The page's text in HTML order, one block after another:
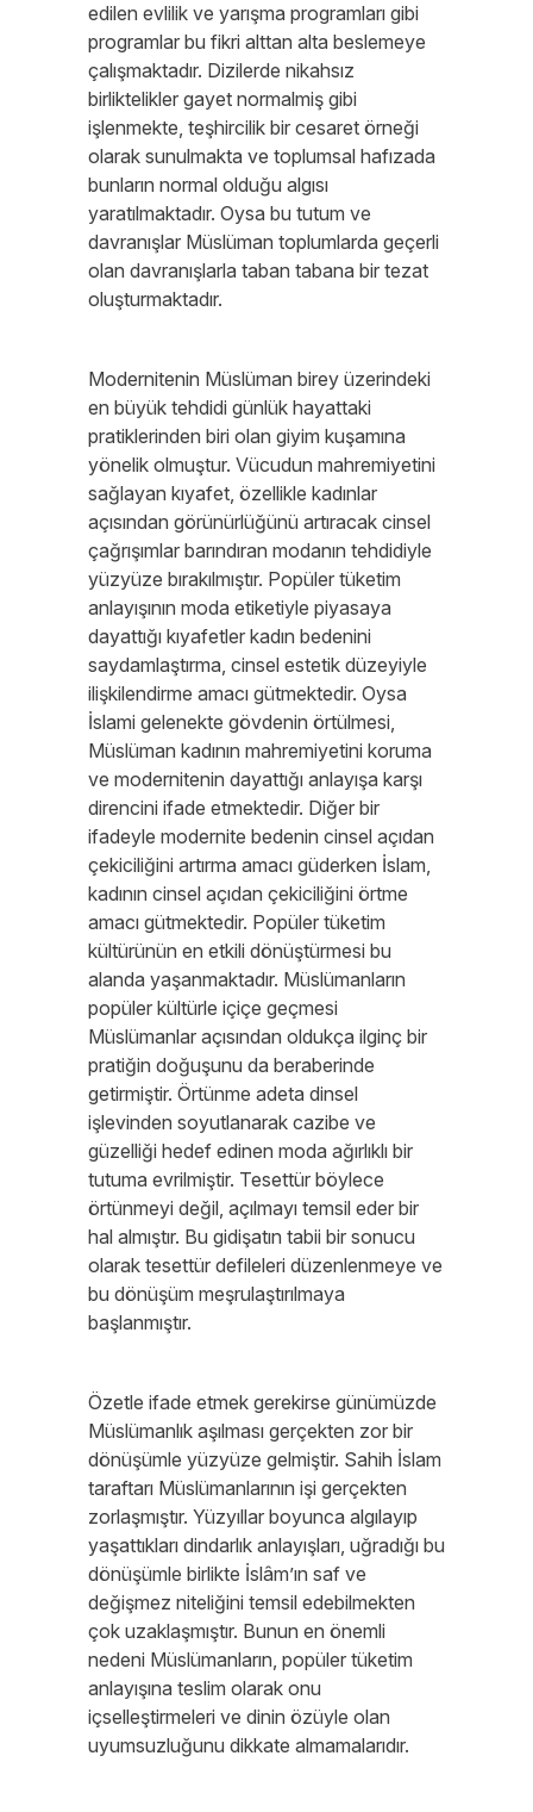
edilen evlilik ve yarışma programları gibi
programlar bu fikri alttan alta beslemeye
çalışmaktadır. Dizilerde nikahsız
birliktelikler gayet normalmiş gibi
işlenmekte, teşhircilik bir cesaret örneği
olarak sunulmakta ve toplumsal hafızada
bunların normal olduğu algısı
yaratılmaktadır. Oysa bu tutum ve
davranışlar Müslüman toplumlarda geçerli
olan davranışlarla taban tabana bir tezat
oluşturmaktadır.
Modernitenin Müslüman birey üzerindeki
en büyük tehdidi günlük hayattaki
pratiklerinden biri olan giyim kuşamına
yönelik olmuştur. Vücudun mahremiyetini
sağlayan kıyafet, özellikle kadınlar
açısından görünürlüğünü artıracak cinsel
çağrışımlar barındıran modanın tehdidiyle
yüzyüze bırakılmıştır. Popüler tüketim
anlayışının moda etiketiyle piyasaya
dayattığı kıyafetler kadın bedenini
saydamlaştırma, cinsel estetik düzeyiyle
ilişkilendirme amacı gütmektedir. Oysa
İslami gelenekte gövdenin örtülmesi,
Müslüman kadının mahremiyetini koruma
ve modernitenin dayattığı anlayışa karşı
direncini ifade etmektedir. Diğer bir
ifadeyle modernite bedenin cinsel açıdan
çekiciliğini artırma amacı güderken İslam,
kadının cinsel açıdan çekiciliğini örtme
amacı gütmektedir. Popüler tüketim
kültürünün en etkili dönüştürmesi bu
alanda yaşanmaktadır. Müslümanların
popüler kültürle içiçe geçmesi
Müslümanlar açısından oldukça ilginç bir
pratiğin doğuşunu da beraberinde
getirmiştir. Örtünme adeta dinsel
işlevinden soyutlanarak cazibe ve
güzelliği hedef edinen moda ağırlıklı bir
tutuma evrilmiştir. Tesettür böylece
örtünmeyi değil, açılmayı temsil eder bir
hal almıştır. Bu gidişatın tabii bir sonucu
olarak tesettür defileleri düzenlenmeye ve
bu dönüşüm meşrulaştırılmaya
başlanmıştır.
Özetle ifade etmek gerekirse günümüzde
Müslümanlık aşılması gerçekten zor bir
dönüşümle yüzyüze gelmiştir. Sahih İslam
taraftarı Müslümanlarının işi gerçekten
zorlaşmıştır. Yüzyıllar boyunca algılayıp
yaşattıkları dindarlık anlayışları, uğradığı bu
dönüşümle birlikte İslâm’ın saf ve
değişmez niteliğini temsil edebilmekten
çok uzaklaşmıştır. Bunun en önemli
nedeni Müslümanların, popüler tüketim
anlayışına teslim olarak onu
içselleştirmeleri ve dinin özüyle olan
uyumsuzluğunu dikkate almamalarıdır.